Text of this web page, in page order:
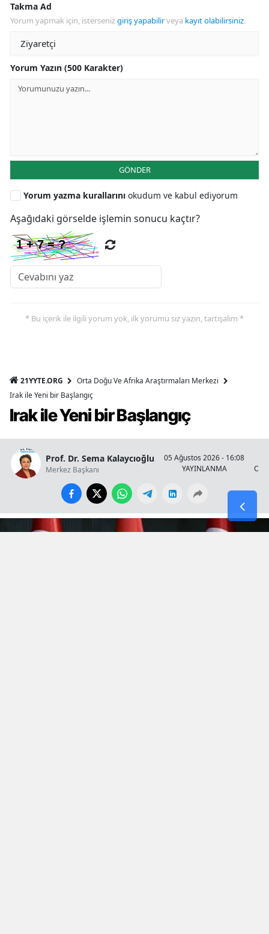
Takma Ad
Yorum yapmak için, istersenizgiriş yapabilirveya kayıt olabilirsiniz.
Yorum Yazın (500 Karakter)
GÖNDER
Yorum yazma kurallarını okudum ve kabul ediyorum
Aşağıdaki görselde işlemin sonucu kaçtır?
* Bu içerik ile ilgili yorum yok, ilk yorumu siz yazın, tartışalım *
21YYTE.ORG
Orta Doğu Ve Afrika Araştırmaları Merkezi
Irak ile Yeni bir Başlangıç
Irak ile Yeni bir Başlangıç
Prof. Dr. Sema Kalaycıoğlu
Merkez Başkanı
05 Ağustos 2026 - 16:08
YAYINLANMA